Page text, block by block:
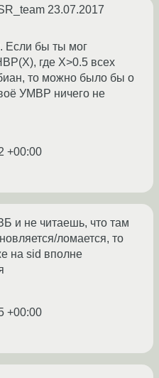
23.07.2017
бы ты мог
где Х>0.5 всех
то можно было бы о
УМВР ничего не
+00:00
и не читаешь, что там
ломается, то
на sid вполне
+00:00